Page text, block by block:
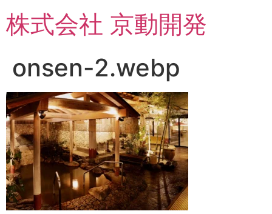
ン
テ
ス
キ
ッ
プ
株式会社 京動開発
onsen-2.webp